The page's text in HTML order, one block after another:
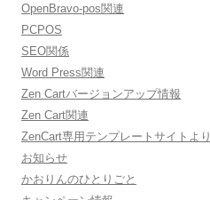
OpenBravo-pos関連
PCPOS
SEO関係
Word Press関連
Zen Cartバージョンアップ情報
Zen Cart関連
ZenCart専用テンプレートサイトより
お知らせ
かおりんのひとりごと